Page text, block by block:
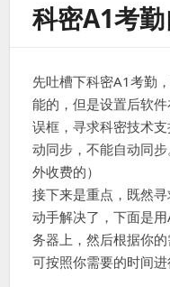
科密A1考
先吐槽下科密A1考勤
能的，但是设置后软
误框，寻求科密技术
动同步，不能自动同
外收费的）
接下来是重点，既然
动手解决了，下面是
务器上，然后根据你
可按照你需要的时间进